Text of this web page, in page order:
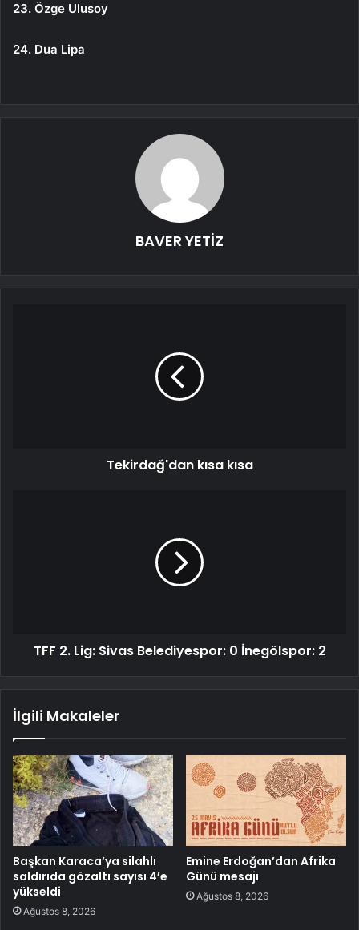
23. Özge Ulusoy
24. Dua Lipa
BAVER YETİZ
Tekirdağ'dan kısa kısa
TFF 2. Lig: Sivas Belediyespor: 0 İnegölspor: 2
İlgili Makaleler
Başkan Karaca’ya silahlı
saldırıda gözaltı sayısı 4’e
yükseldi
Ağustos 8, 2026
Emine Erdoğan’dan Afrika
Günü mesajı
Ağustos 8, 2026